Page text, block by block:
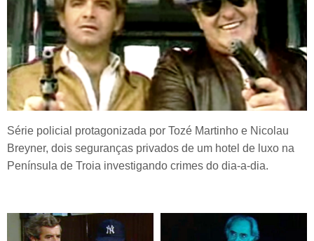
Série policial protagonizada por Tozé Martinho e Nicolau
Breyner, dois seguranças privados de um hotel de luxo na
Península de Troia investigando crimes do dia-a-dia.